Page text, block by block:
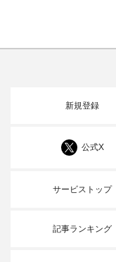
新規登録
公式X
サービストップ
記事ランキング